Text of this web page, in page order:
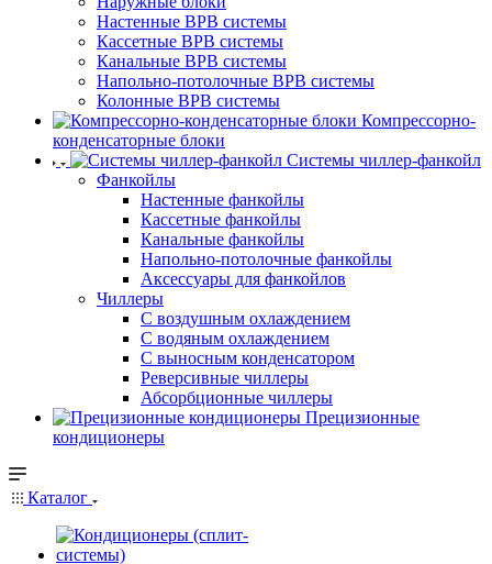
Настенные ВРВ системы
Кассетные ВРВ системы
Канальные ВРВ системы
Напольно-потолочные ВРВ системы
Колонные ВРВ системы
Компрессорно-
конденсаторные блоки
Системы чиллер-фанкойл
Фанкойлы
Настенные фанкойлы
Кассетные фанкойлы
Канальные фанкойлы
Напольно-потолочные фанкойлы
Аксессуары для фанкойлов
Чиллеры
С воздушным охлаждением
С водяным охлаждением
С выносным конденсатором
Реверсивные чиллеры
Абсорбционные чиллеры
Прецизионные
кондиционеры
Каталог